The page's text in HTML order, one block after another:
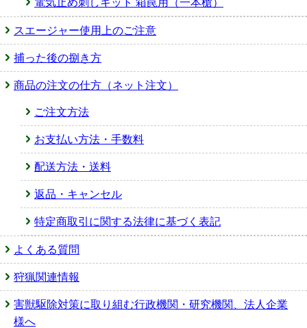
スエージャー使用上のご注意
捕った後の捌き方
商品の注文の仕方（ネット注文）
ご注文方法
お支払い方法・手数料
配送方法・送料
返品・キャンセル
特定商取引に関する法律に基づく表記
よくある質問
狩猟関連情報
害獣駆除対策に取り組む行政機関・研究機関、法人企業
様へ